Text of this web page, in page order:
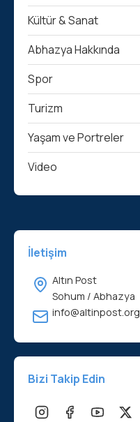
Kültür & Sanat
Abhazya Hakkında
Spor
Turizm
Yaşam ve Portreler
Video
İletişim
Altın Post
Sohum / Abhazya
info@altinpost.org
Bizi Takip Edin